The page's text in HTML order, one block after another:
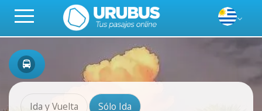
Ida y Vuelta Sólo Ida